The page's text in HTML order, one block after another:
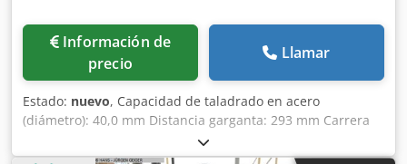
Información de
precio
Llamar
Estado: nuevo, Capacidad de taladrado en acero
(diámetro): 40,0 mm Distancia garganta: 293 mm Carrera
de taladrado: 120 mm Cono Morse: 3 MK Mesa: 515 x 360
mm Velocidad de rotación: 160 - 2250 rpm Diámetro de